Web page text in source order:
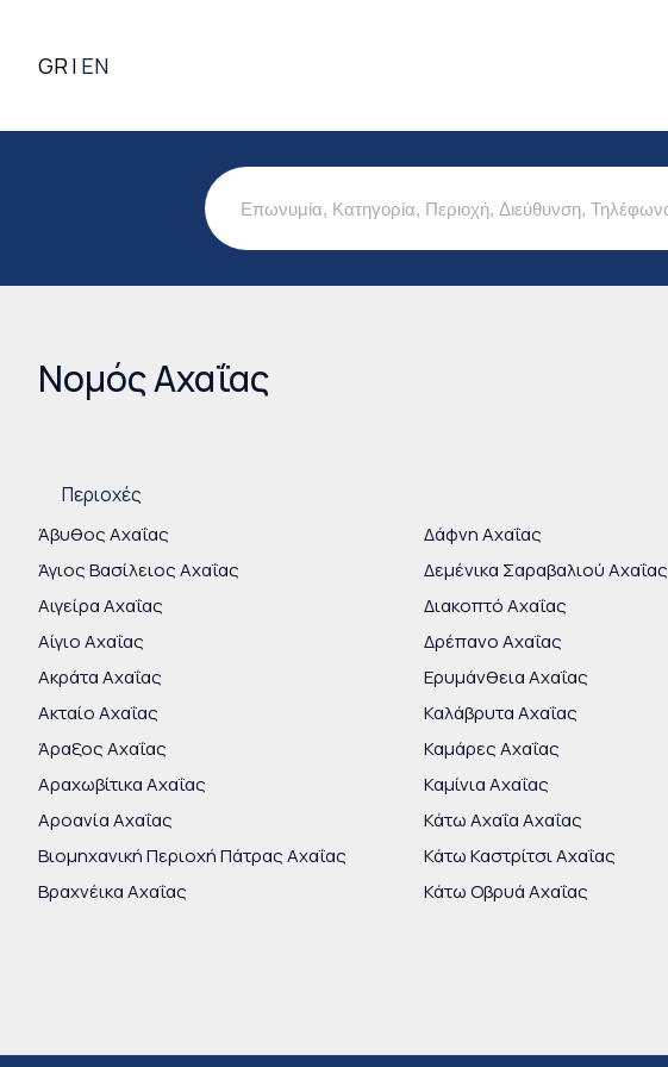
GR EN
Νομός Αχαΐας
Είστε εδώ
Περιοχές
Άβυθος Αχαΐας
Άγιος Βασίλειος Αχαΐας
Αιγείρα Αχαΐας
Αίγιο Αχαΐας
Ακράτα Αχαΐας
Ακταίο Αχαΐας
Άραξος Αχαΐας
Αραχωβίτικα Αχαΐας
Αροανία Αχαΐας
Βιομηχανική Περιοχή Πάτρας Αχαΐας
Βραχνέικα Αχαΐας
Δάφνη Αχαΐας
Δεμένικα Σαραβαλιού Αχαΐας
Διακοπτό Αχαΐας
Δρέπανο Αχαΐας
Ερυμάνθεια Αχαΐας
Καλάβρυτα Αχαΐας
Καμάρες Αχαΐας
Καμίνια Αχαΐας
Κάτω Αχαΐα Αχαΐας
Κάτω Καστρίτσι Αχαΐας
Κάτω Οβρυά Αχαΐας